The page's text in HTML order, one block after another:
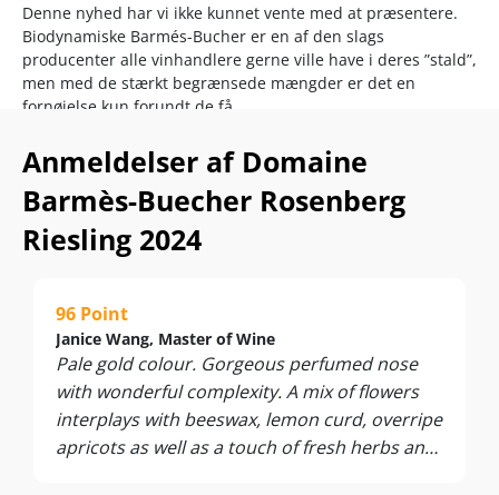
Denne nyhed har vi ikke kunnet vente med at præsentere.
Biodynamiske Barmés-Bucher er en af den slags
producenter alle vinhandlere gerne ville have i deres ”stald”,
men med de stærkt begrænsede mængder er det en
fornøjelse kun forundt de få.
Sucklingog dermed taler vi ikke blot et niveau i den
allerøverste verdenselite, men samtidig også om et af
Alsace-regionens bedste Riesling-køb til prisen.
“The Rosenberg plots represent the creation of the
they created a fresco on this hill when they combined the
vineyards planted by their forebears.” –
Buecher
Vinen kommer fra en 0,97 ha lille parcel på enkeltmarken
Rosenberg, som ligger i samme bakkesystem som Alsaces
mest berømte enkeltmar - Grand Cru Hengst i Wettolsheim.
Anmeldelser af Domaine
Barmès-Buecher Rosenberg
Riesling 2024
96 Point
Janice Wang, Master of Wine
Pale gold colour. Gorgeous perfumed nose
with wonderful complexity. A mix of flowers
interplays with beeswax, lemon curd, overripe
apricots as well as a touch of fresh herbs and